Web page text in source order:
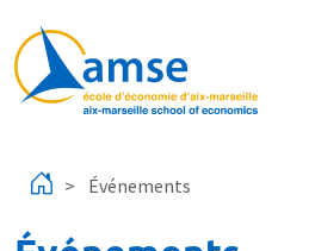
Événements